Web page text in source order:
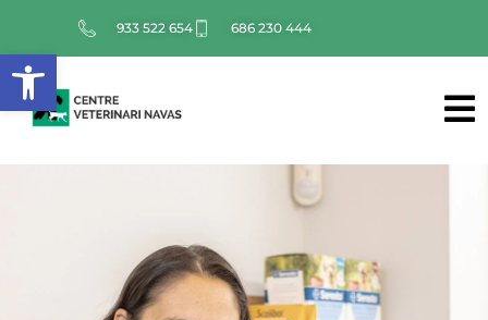
933 522 654 686 230 444
Abrir barra de herramientas